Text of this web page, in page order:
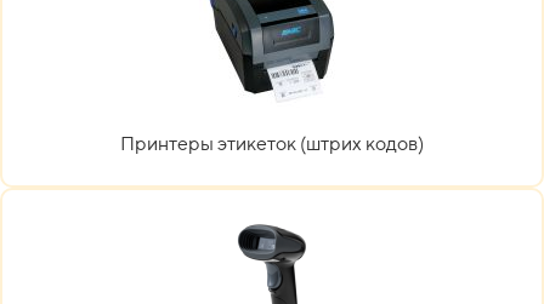
Принтеры этикеток (штрих кодов)